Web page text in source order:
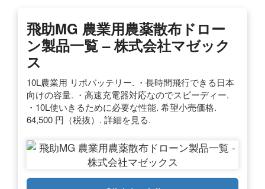
飛助MG 農業用農薬散布ドロー
ン製品一覧 – 株式会社マゼック
ス
10L農業用 リポバッテリー. ・長時間飛行できる日本
向けの容量. ・高速充電器対応なのでスピーディー.
・10L使いきるために必要な性能. 希望小売価格.
64,500 円（税抜）. 詳細を見る.